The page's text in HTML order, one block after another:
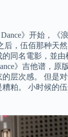
》开始，《
，伍佰那种天
同名電影，並
》吉他谱，原
层次感。 但是
粕。 小时候的